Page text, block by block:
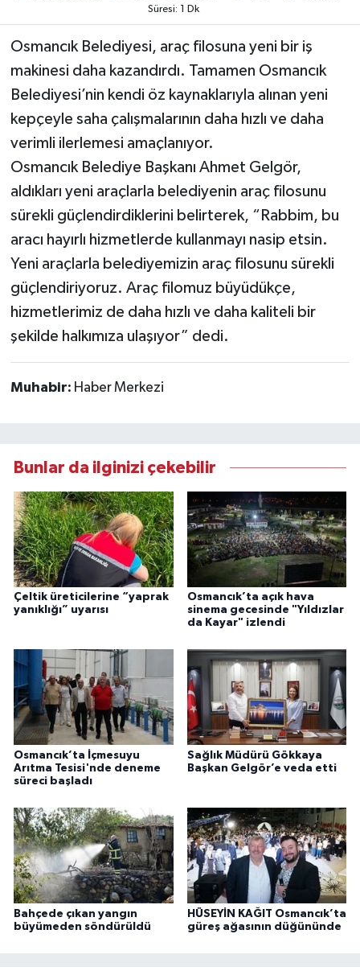
Süresi: 1 Dk
Osmancık Belediyesi, araç filosuna yeni bir iş
makinesi daha kazandırdı. Tamamen Osmancık
Belediyesi’nin kendi öz kaynaklarıyla alınan yeni
kepçeyle saha çalışmalarının daha hızlı ve daha
verimli ilerlemesi amaçlanıyor.
Osmancık Belediye Başkanı Ahmet Gelgör,
aldıkları yeni araçlarla belediyenin araç filosunu
sürekli güçlendirdiklerini belirterek, “Rabbim, bu
aracı hayırlı hizmetlerde kullanmayı nasip etsin.
Yeni araçlarla belediyemizin araç filosunu sürekli
güçlendiriyoruz. Araç filomuz büyüdükçe,
hizmetlerimiz de daha hızlı ve daha kaliteli bir
şekilde halkımıza ulaşıyor” dedi.
Muhabir: Haber Merkezi
Bunlar da ilginizi çekebilir
Çeltik üreticilerine “yaprak
yanıklığı” uyarısı
Osmancık’ta açık hava
sinema gecesinde "Yıldızlar
da Kayar" izlendi
Osmancık’ta İçmesuyu
Arıtma Tesisi'nde deneme
süreci başladı
Sağlık Müdürü Gökkaya
Başkan Gelgör’e veda etti
Bahçede çıkan yangın
büyümeden söndürüldü
HÜSEYİN KAĞIT Osmancık’ta
güreş ağasının düğününde
Ortaköy
Osmancık
Sungurlu
Uğurludağ
Sağlık